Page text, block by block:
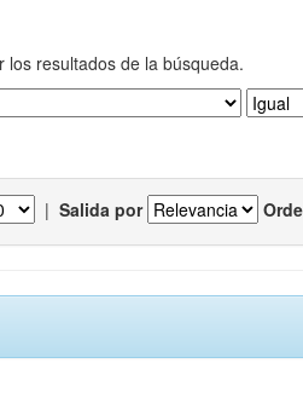
los resultados de la búsqueda.
| Salida por